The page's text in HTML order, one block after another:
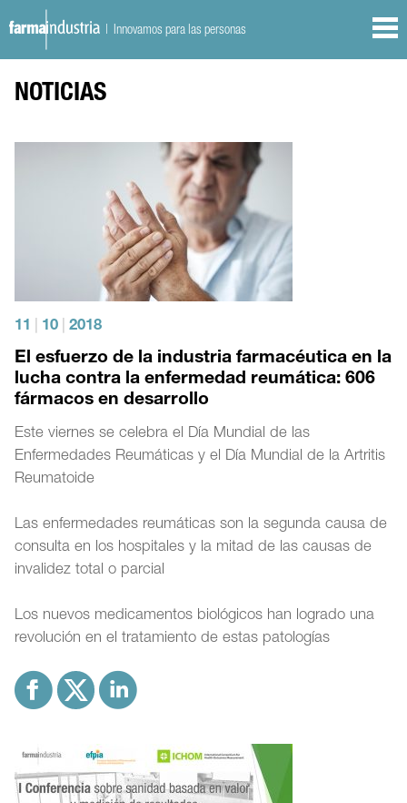
| Innovamos para las personas
NOTICIAS
11 10 2018
El esfuerzo de la industria farmacéutica en la
lucha contra la enfermedad reumática: 606
fármacos en desarrollo
Este viernes se celebra el Día Mundial de las
Enfermedades Reumáticas y el Día Mundial de la Artritis
Reumatoide
Las enfermedades reumáticas son la segunda causa de
consulta en los hospitales y la mitad de las causas de
invalidez total o parcial
Los nuevos medicamentos biológicos han logrado una
revolución en el tratamiento de estas patologías